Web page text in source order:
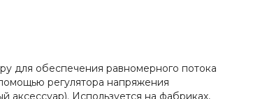
для обеспечения равномерного потока
регулятора напряжения
аксессуар). Используется на фабриках,